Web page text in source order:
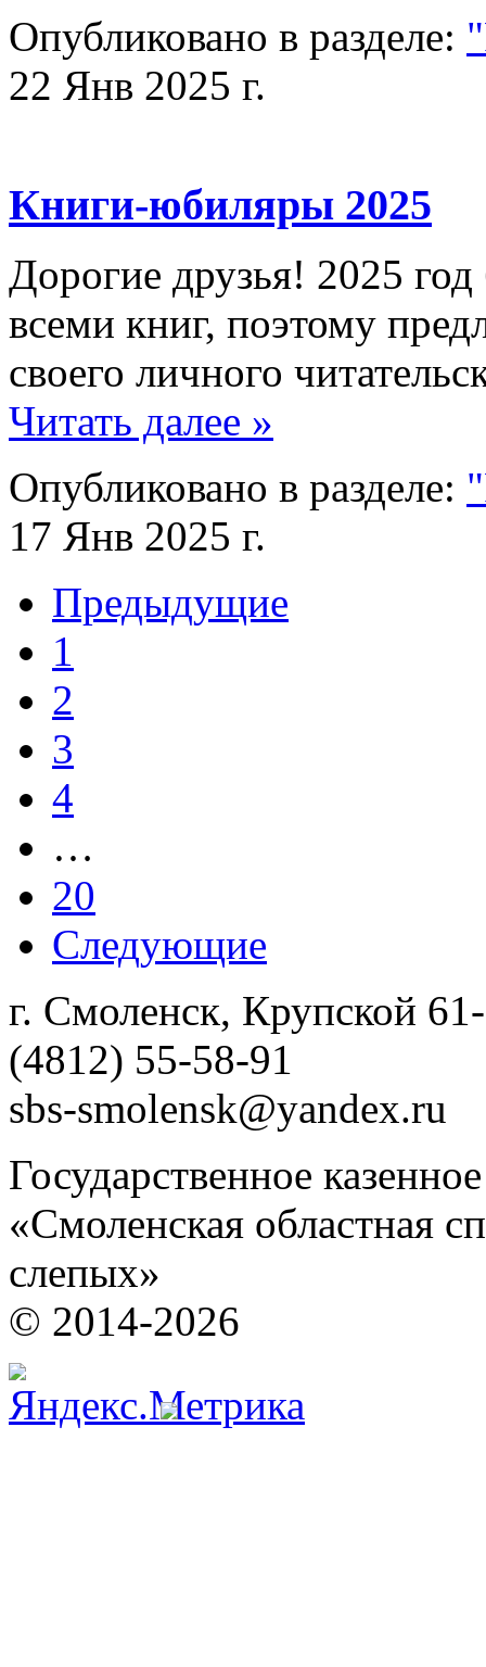
Опубликовано в разделе:
22 Янв 2025 г.
Книги-юбиляры 2025
Дорогие друзья! 2025
всеми книг, поэтому
своего личного
Читать далее »
Опубликовано в разделе:
17 Янв 2025 г.
Предыдущие
1
2
3
4
…
20
Следующие
г. Смоленск, Крупской
(4812) 55-58-91
sbs-smolensk@yandex.ru
Государственное
«Смоленская областная
слепых»
© 2014-2026